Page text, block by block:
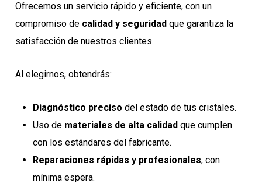
Ofrecemos un servicio rápido y eficiente, con un
compromiso de calidad y seguridad que garantiza la
satisfacción de nuestros clientes.
Al elegirnos, obtendrás:
Diagnóstico preciso del estado de tus cristales.
Uso de materiales de alta calidad que cumplen
con los estándares del fabricante.
Reparaciones rápidas y profesionales, con
mínima espera.